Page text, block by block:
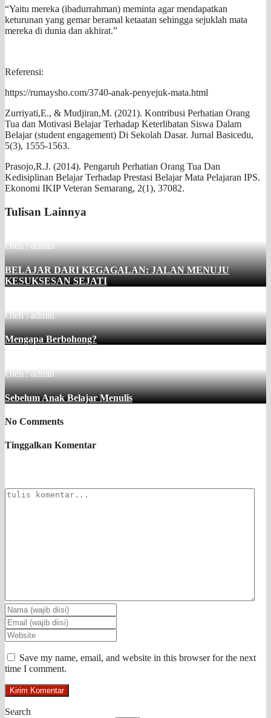
“Yaitu mereka (ibadurrahman) meminta agar mendapatkan
keturunan yang gemar beramal ketaatan sehingga sejuklah mata
mereka di dunia dan akhirat.”
Referensi:
https://rumaysho.com/3740-anak-penyejuk-mata.html
Zurriyati,E., & Mudjiran,M. (2021). Kontribusi Perhatian Orang
Tua dan Motivasi Belajar Terhadap Keterlibatan Siswa Dalam
Belajar (student engagement) Di Sekolah Dasar. Jurnal Basicedu,
5(3), 1555-1563.
Prasojo,R.J. (2014). Pengaruh Perhatian Orang Tua Dan
Kedisiplinan Belajar Terhadap Prestasi Belajar Mata Pelajaran IPS.
Ekonomi IKIP Veteran Semarang, 2(1), 37082.
Tulisan Lainnya
Oleh : admin
BELAJAR DARI KEGAGALAN: JALAN MENUJU
KESUKSESAN SEJATI
Oleh : admin
Mengapa Berbohong?
Oleh : admin
Sebelum Anak Belajar Menulis
No Comments
Tinggalkan Komentar
Save my name, email, and website in this browser for the next
time I comment.
Search